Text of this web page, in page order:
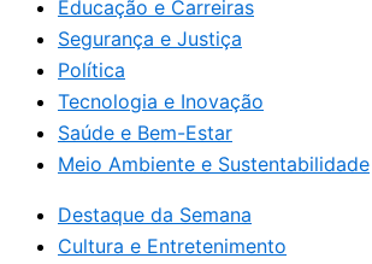
Educação e Carreiras
Segurança e Justiça
Política
Tecnologia e Inovação
Saúde e Bem-Estar
Meio Ambiente e Sustentabilidade
Destaque da Semana
Cultura e Entretenimento